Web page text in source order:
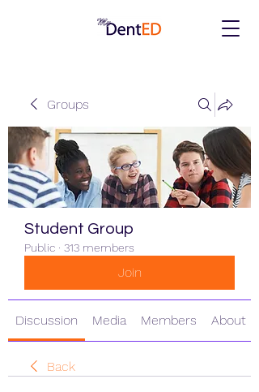
Groups
Student Group
Public · 313 members
Join
Discussion Media Members About
Back